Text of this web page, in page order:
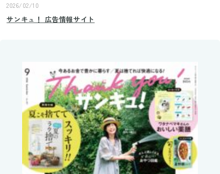
2026/02/10
サンキュ！ 広告情報サイト